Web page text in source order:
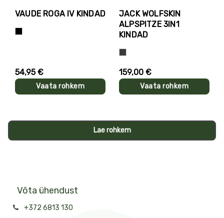
VAUDE ROGA IV KINDAD
54,95 €
Vaata rohkem
JACK WOLFSKIN
ALPSPITZE 3IN1
KINDAD
159,00 €
Vaata rohkem
Lae rohkem
Võta ühendust
+372 6813 130